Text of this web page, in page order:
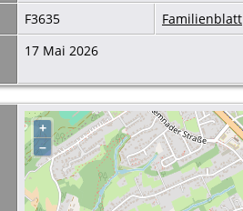
F3635 Familienblatt
17 Mai 2026
+
–